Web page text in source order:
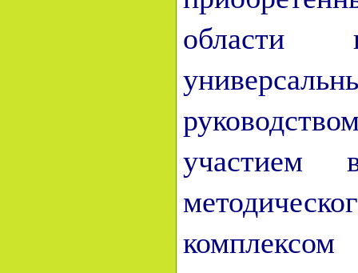
области
участием